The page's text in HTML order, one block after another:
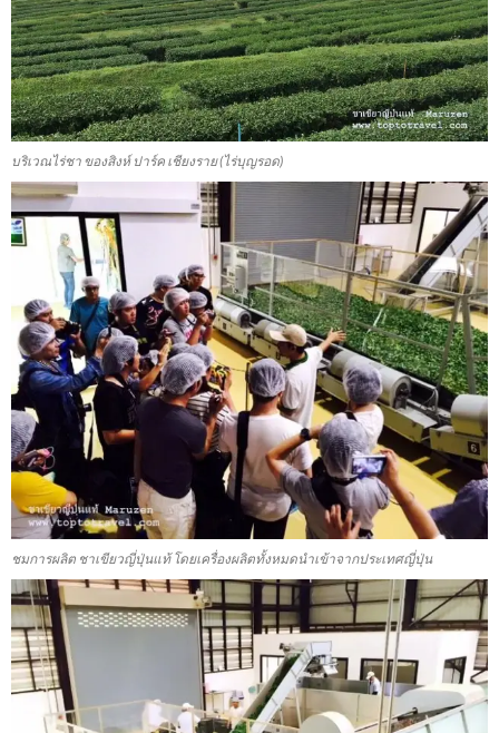
บริเวณไร่ชา ของสิงห์ ปาร์ค เชียงราย (ไร่บุญรอด)
ชมการผลิต ชาเขียวญี่ปุ่นแท้ โดยเครื่องผลิตทั้งหมดนำเข้าจากประเทศญี่ปุ่น